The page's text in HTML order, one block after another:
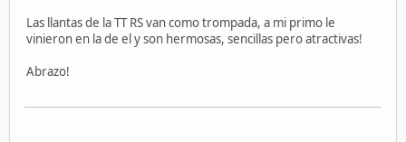
Las llantas de la TT RS van como trompada, a mi primo le
vinieron en la de el y son hermosas, sencillas pero atractivas!
Abrazo!